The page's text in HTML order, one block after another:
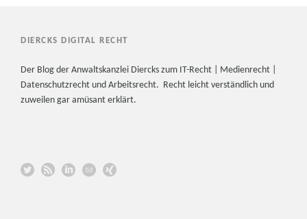
DIERCKS DIGITAL RECHT
Der Blog der Anwaltskanzlei Diercks zum IT-Recht | Medienrecht |
Datenschutzrecht und Arbeitsrecht. Recht leicht verständlich und
zuweilen gar amüsant erklärt.